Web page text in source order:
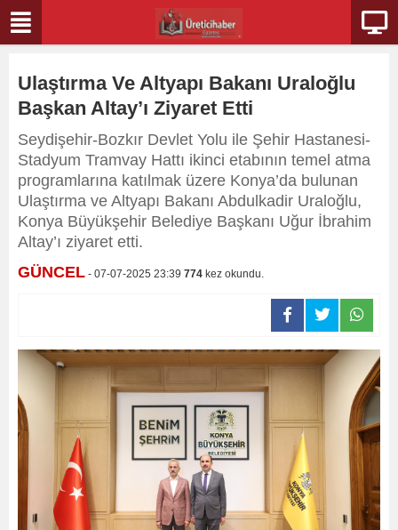
Ulaştırma Ve Altyapı Bakanı Uraloğlu
Başkan Altay’ı Ziyaret Etti
Seydişehir-Bozkır Devlet Yolu ile Şehir Hastanesi-
Stadyum Tramvay Hattı ikinci etabının temel atma
programlarına katılmak üzere Konya’da bulunan
Ulaştırma ve Altyapı Bakanı Abdulkadir Uraloğlu,
Konya Büyükşehir Belediye Başkanı Uğur İbrahim
Altay’ı ziyaret etti.
GÜNCEL - 07-07-2025 23:39 774 kez okundu.